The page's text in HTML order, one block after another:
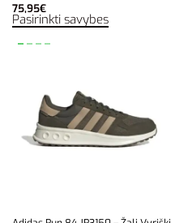
75,95€
Pasirinkti savybes